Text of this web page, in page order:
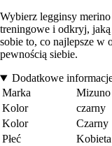
Wybierz legginsy
treningowe i odkryj,
sobie to, co najlepsze w
pewnością siebie.
Dodatkowe
Marka
Mizuno
Kolor
czarny
Kolor
Czarny
Płeć
Kobieta